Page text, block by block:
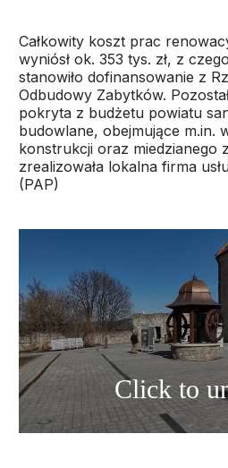
Całkowity koszt prac
wyniósł ok. 353 tys. zł, z
stanowiło dofinansowanie z
Odbudowy Zabytków.
pokryta z budżetu powiatu
budowlane, obejmujące m.in.
konstrukcji oraz miedzianego
zrealizowała lokalna firma
(PAP)